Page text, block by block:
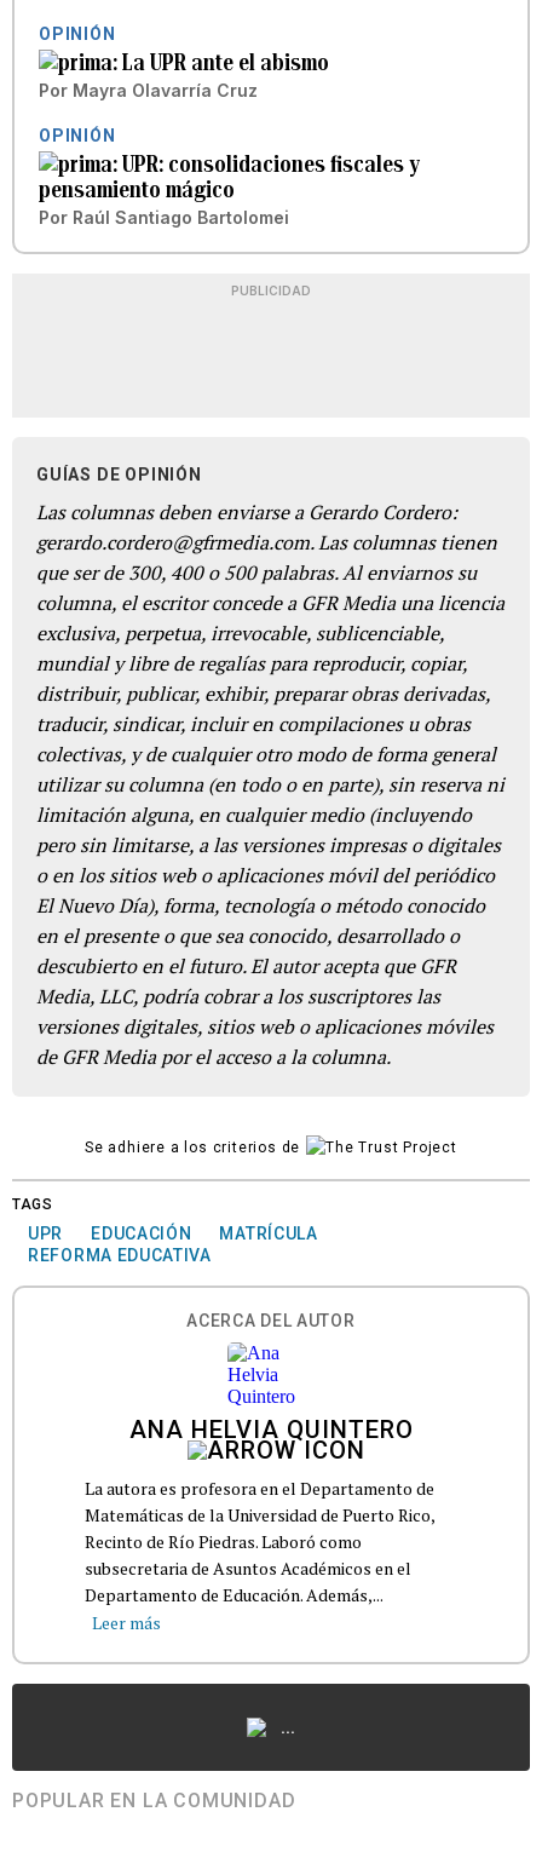
OPINIÓN
La UPR ante el abismo
Por Mayra Olavarría Cruz
OPINIÓN
UPR: consolidaciones fiscales y
pensamiento mágico
Por Raúl Santiago Bartolomei
PUBLICIDAD
GUÍAS DE OPINIÓN
Las columnas deben enviarse a Gerardo Cordero:
gerardo.cordero@gfrmedia.com. Las columnas tienen
que ser de 300, 400 o 500 palabras. Al enviarnos su
columna, el escritor concede a GFR Media una licencia
exclusiva, perpetua, irrevocable, sublicenciable,
mundial y libre de regalías para reproducir, copiar,
distribuir, publicar, exhibir, preparar obras derivadas,
traducir, sindicar, incluir en compilaciones u obras
colectivas, y de cualquier otro modo de forma general
utilizar su columna (en todo o en parte), sin reserva ni
limitación alguna, en cualquier medio (incluyendo
pero sin limitarse, a las versiones impresas o digitales
o en los sitios web o aplicaciones móvil del periódico
El Nuevo Día), forma, tecnología o método conocido
en el presente o que sea conocido, desarrollado o
descubierto en el futuro. El autor acepta que GFR
Media, LLC, podría cobrar a los suscriptores las
versiones digitales, sitios web o aplicaciones móviles
de GFR Media por el acceso a la columna.
Se adhiere a los criterios de
TAGS
UPR EDUCACIÓN
MATRÍCULA
REFORMA EDUCATIVA
ACERCA DEL AUTOR
ANA HELVIA QUINTERO
La autora es profesora en el Departamento de
Matemáticas de la Universidad de Puerto Rico,
Recinto de Río Piedras. Laboró como
subsecretaria de Asuntos Académicos en el
Departamento de Educación. Además,...
Leer más
...
POPULAR EN LA COMUNIDAD